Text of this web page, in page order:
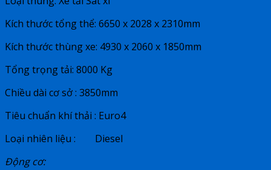
Kích thước tổng thể: 6650 x 2028 x 2310mm
Kích thước thùng xe: 4930 x 2060 x 1850mm
Tổng trọng tải: 8000 Kg
Chiều dài cơ sở : 3850mm
Tiêu chuẩn khí thải : Euro4
Loại nhiên liệu : Diesel
Động cơ: